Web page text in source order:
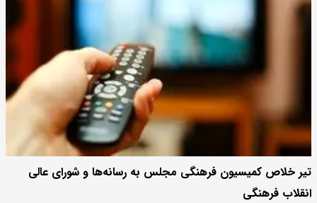
تیر خلاص کمیسیون فرهنگی مجلس به رسانه‌ها و شورای عالی
انقلاب فرهنگی